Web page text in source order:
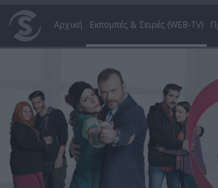
Αρχική Εκπομπές & Σειρές (WEB-TV)